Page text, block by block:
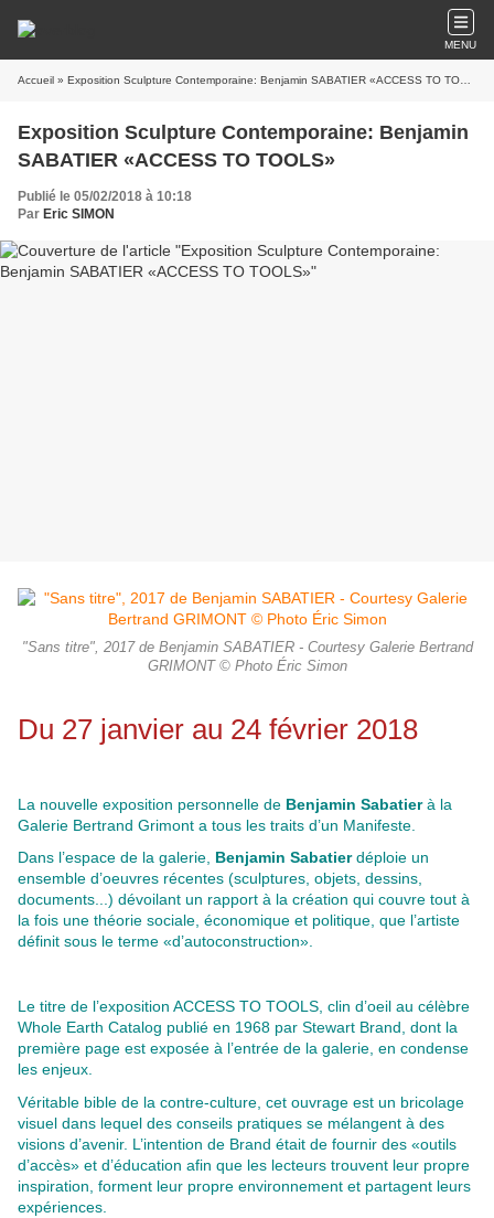
MENU
Accueil » Exposition Sculpture Contemporaine: Benjamin SABATIER «ACCESS TO TOOLS»
Exposition Sculpture Contemporaine: Benjamin
SABATIER «ACCESS TO TOOLS»
Publié le 05/02/2018 à 10:18
Par Eric SIMON
"Sans titre", 2017 de Benjamin SABATIER - Courtesy Galerie Bertrand
GRIMONT © Photo Éric Simon
Du 27 janvier au 24 février 2018
La nouvelle exposition personnelle de Benjamin Sabatierà la
Galerie Bertrand Grimont a tous les traits d’un Manifeste.
Dans l’espace de la galerie, Benjamin Sabatierdéploie un
ensemble d’oeuvres récentes (sculptures, objets, dessins,
documents...) dévoilant un rapport à la création qui couvre tout à
la fois une théorie sociale, économique et politique, que l’artiste
définit sous le terme «d’autoconstruction».
Le titre de l’exposition ACCESS TO TOOLS, clin d’oeil au célèbre
Whole Earth Catalog publié en 1968 par Stewart Brand, dont la
première page est exposée à l’entrée de la galerie, en condense
les enjeux.
Véritable bible de la contre-culture, cet ouvrage est un bricolage
visuel dans lequel des conseils pratiques se mélangent à des
visions d’avenir. L’intention de Brand était de fournir des «outils
d’accès» et d’éducation afin que les lecteurs trouvent leur propre
inspiration, forment leur propre environnement et partagent leurs
expériences.